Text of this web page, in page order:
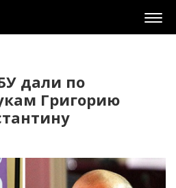
дали по
Григорию